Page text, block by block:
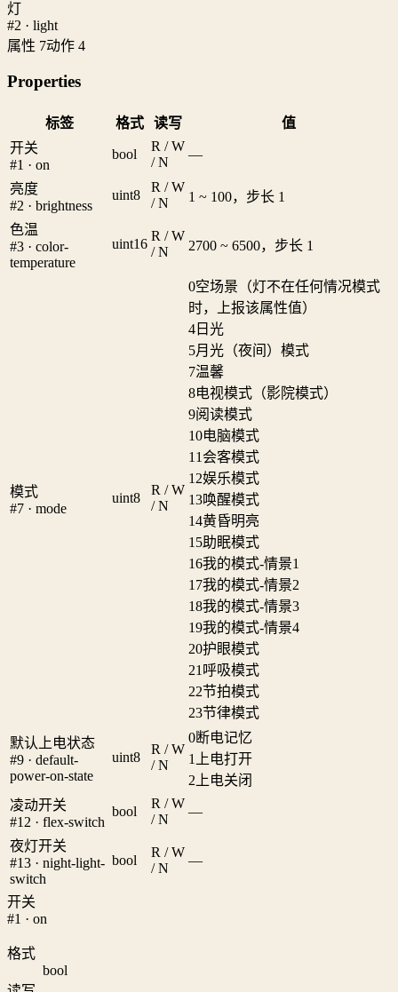
灯
#2 · light
属性 7动作 4
Properties
标签 格式 读写
值
开关
#1 · on
bool
R / W
/ N
—
亮度
#2 · brightness
uint8
R / W
/ N
1 ~ 100，步长 1
色温
#3 · color-
temperature
uint16
R / W
/ N
2700 ~ 6500，步长 1
模式
#7 · mode
uint8
R / W
/ N
0空场景（灯不在任何情况模式
时，上报该属性值）
4 日光
5月光（夜间）模式
7温馨
8电视模式（影院模式）
9阅读模式
10电脑模式
11 会客模式
12娱乐模式
13唤醒模式
14黄昏明亮
15助眠模式
16我的模式-情景1
17我的模式-情景2
18我的模式-情景3
19我的模式-情景4
20护眼模式
21 呼吸模式
22节拍模式
23节律模式
默认上电状态
#9 · default-
power-on-state
uint8
R / W
/ N
0断电记忆
1
上电打开
2 上电关闭
凌动开关
#12 · flex-switch
bool
R / W
/ N
—
夜灯开关
#13 · night-light-
switch
bool
R / W
/ N
—
开关
#1 · on
格式
bool